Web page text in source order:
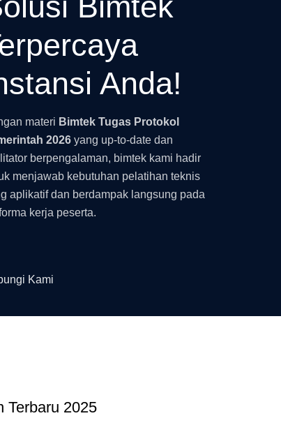
Anda!
materi Bimtek Tugas Protokol
2026 yang up-to-date dan
berpengalaman, bimtek kami hadir
menjawab kebutuhan pelatihan teknis
aplikatif dan berdampak langsung pada
kerja peserta.
Kami
Terbaru 2025